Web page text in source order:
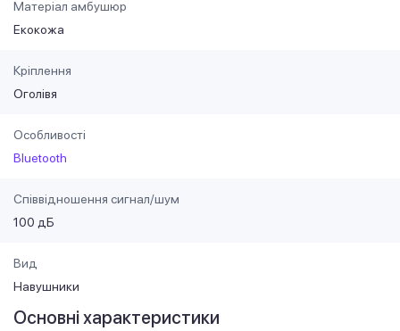
Матеріал амбушюр
Екокожа
Кріплення
Оголівя
Особливості
Bluetooth
Співвідношення сигнал/шум
100 дБ
Вид
Навушники
Основні характеристики